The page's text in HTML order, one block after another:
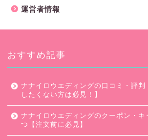
運営者情報
おすすめ記事
ナナイロウエディングの口コミ・評判
したくない方は必見！】
ナナイロウエディングのクーポン・キ
つ【注文前に必見】